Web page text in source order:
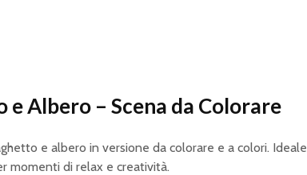
e Albero – Scena da Colorare
e albero in versione da colorare e a colori. Ideale
momenti di relax e creatività.